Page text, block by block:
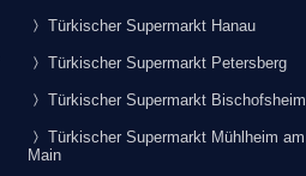
Türkischer Supermarkt Hanau
Türkischer Supermarkt Petersberg
Türkischer Supermarkt Bischofsheim
Türkischer Supermarkt Mühlheim am
Main